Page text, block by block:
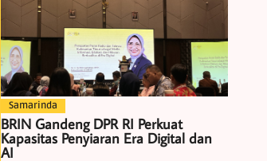
Samarinda
BRIN Gandeng DPR RI Perkuat
Kapasitas Penyiaran Era Digital dan
AI